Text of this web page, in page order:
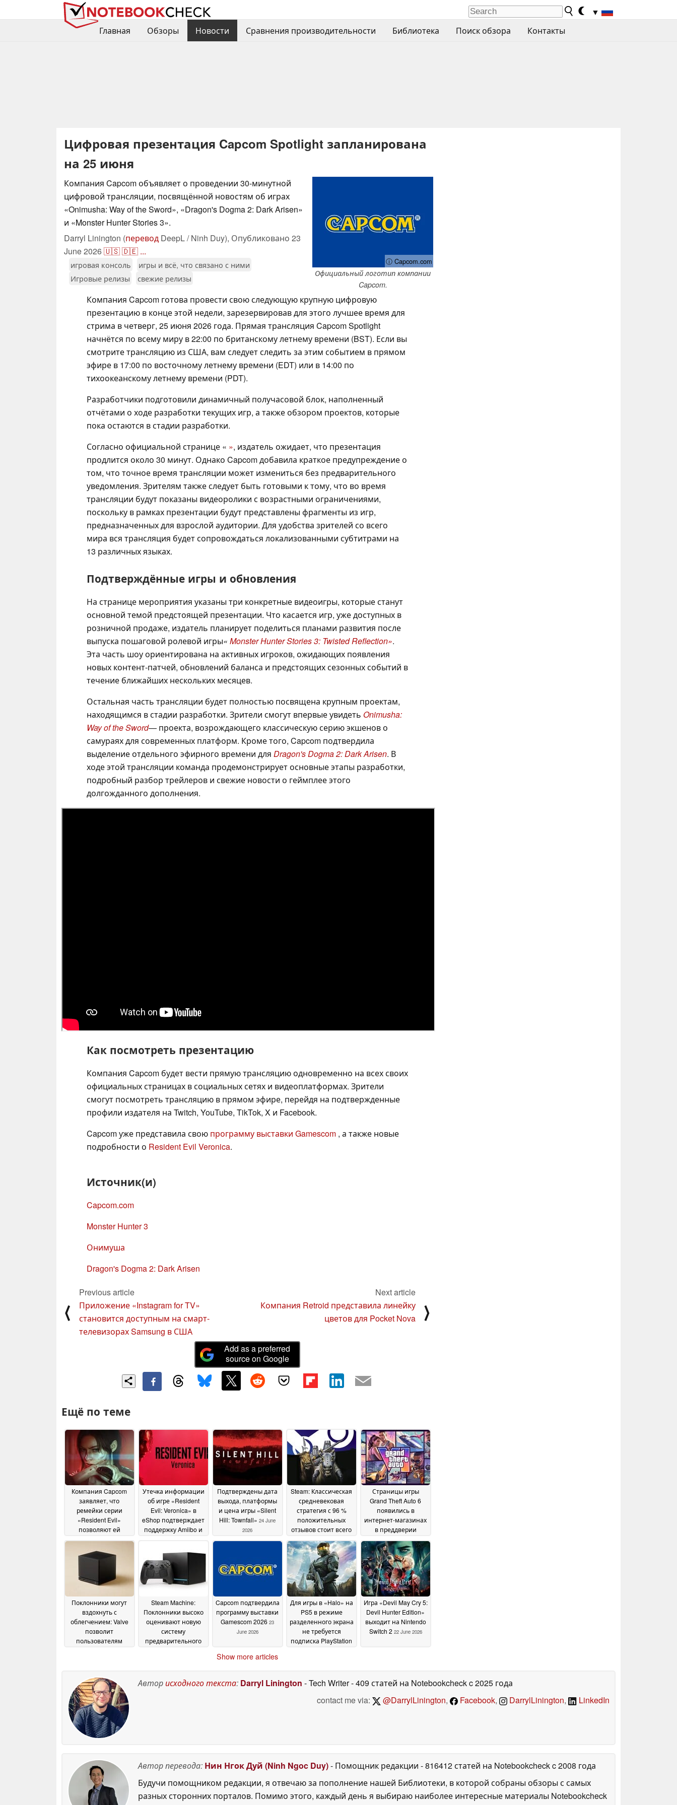
▼
Главная
Обзоры Новости Сравнения производительности Библиотека Поиск обзора Контакты
Цифровая презентация Capcom Spotlight запланирована
на 25 июня
ⓘ Capcom.com
Официальный логотип компании
Capcom.
Компания Capcom объявляет о проведении 30-минутной
цифровой трансляции, посвящённой новостям об играх
«Onimusha: Way of the Sword», «Dragon's Dogma 2: Dark Arisen»
и «Monster Hunter Stories 3».
Darryl Linington (перевод DeepL / Ninh Duy), Опубликовано 23
June 2026🇺🇸🇩🇪 ...
игровая консоль
игры и всё, что связано с ними
Игровые релизы
свежие релизы
Компания Capcom готова провести свою следующую крупную цифровую
презентацию в конце этой недели, зарезервировав для этого лучшее время для
стрима в четверг, 25 июня 2026 года. Прямая трансляция Capcom Spotlight
начнётся по всему миру в 22:00 по британскому летнему времени (BST). Если вы
смотрите трансляцию из США, вам следует следить за этим событием в прямом
эфире в 17:00 по восточному летнему времени (EDT) или в 14:00 по
тихоокеанскому летнему времени (PDT).
Разработчики подготовили динамичный получасовой блок, наполненный
отчётами о ходе разработки текущих игр, а также обзором проектов, которые
пока остаются в стадии разработки.
Согласно официальной странице « », издатель ожидает, что презентация
продлится около 30 минут. Однако Capcom добавила краткое предупреждение о
том, что точное время трансляции может измениться без предварительного
уведомления. Зрителям также следует быть готовыми к тому, что во время
трансляции будут показаны видеоролики с возрастными ограничениями,
поскольку в рамках презентации будут представлены фрагменты из игр,
предназначенных для взрослой аудитории. Для удобства зрителей со всего
мира вся трансляция будет сопровождаться локализованными субтитрами на
13 различных языках.
Подтверждённые игры и обновления
На странице мероприятия указаны три конкретные видеоигры, которые станут
основной темой предстоящей презентации. Что касается игр, уже доступных в
розничной продаже, издатель планирует поделиться планами развития после
выпуска пошаговой ролевой игры« Monster Hunter Stories 3: Twisted Reflection».
Эта часть шоу ориентирована на активных игроков, ожидающих появления
новых контент-патчей, обновлений баланса и предстоящих сезонных событий в
течение ближайших нескольких месяцев.
Остальная часть трансляции будет полностью посвящена крупным проектам,
находящимся в стадии разработки. Зрители смогут впервые увидеть Onimusha:
Way of the Sword— проекта, возрождающего классическую серию экшенов о
самураях для современных платформ. Кроме того, Capcom подтвердила
выделение отдельного эфирного времени для Dragon's Dogma 2: Dark Arisen. В
ходе этой трансляции команда продемонстрирует основные этапы разработки,
подробный разбор трейлеров и свежие новости о геймплее этого
долгожданного дополнения.
Как посмотреть презентацию
Компания Capcom будет вести прямую трансляцию одновременно на всех своих
официальных страницах в социальных сетях и видеоплатформах. Зрители
смогут посмотреть трансляцию в прямом эфире, перейдя на подтвержденные
профили издателя на Twitch, YouTube, TikTok, X и Facebook.
Capcom уже представила свою программу выставки Gamescom , а также новые
подробности о Resident Evil Veronica.
Источник(и)
Capcom.com
Monster Hunter 3
Онимуша
Dragon's Dogma 2: Dark Arisen
⟨
Previous article
Приложение «Instagram for TV»
становится доступным на смарт-
телевизорах Samsung в США
Next article
Компания Retroid представила линейку
цветов для Pocket Nova
⟩
Add as a preferred
source on Google
Ещё по теме
Компания Capcom
заявляет, что
ремейки серии
«Resident Evil»
позволяют ей
разработку новых
игр и
интеллектуальной
собственности,
таких как Pragmata29
July 2026
Утечка информации
об игре «Resident
Evil: Veronica» в
eShop подтверждает
поддержку Amiibo и
Подтверждены дата
выхода, платформы
и цена игры «Silent
Hill: Townfall» 24 June
2026
Steam: Классическая
средневековая
стратегия с 96 %
положительных
отзывов стоит всего
24 June
2026
Страницы игры
Grand Theft Auto 6
появились в
интернет-магазинах
в преддверии
предзаказов24 June
2026
Поклонники могут
вздохнуть с
облегчением: Valve
позволит
пользователям
Steam Machine:
Поклонники высоко
оценивают новую
систему
предварительного
23 June 2026
Capcom подтвердила
программу выставки
Gamescom 2026 23
June 2026
Для игры в «Halo» на
PS5 в режиме
разделенного экрана
не требуется
подписка PlayStation
Игра «Devil May Cry 5:
Devil Hunter Edition»
выходит на Nintendo
Switch 2 22 June 2026
Show more articles
Авторисходного текста: Darryl Linington - Tech Writer- 409 статей на Notebookcheckc 2025 года
contact me via:
@DarrylLinington, Facebook, DarrylLinington, LinkedIn
Автор перевода: Нин Нгок Дуй (Ninh Ngoc Duy)- Помощник редакции - 816412 статей на Notebookcheckc 2008 года
Будучи помощником редакции, я отвечаю за пополнение нашей Библиотеки, в которой собраны обзоры с самых
разных сторонних порталов. Помимо этого, каждый день я выбираю наиболее интересные материалы Notebookcheck